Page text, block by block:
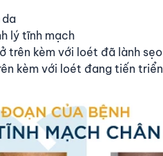
da
lý tĩnh mạch
trên kèm với loét đã lành sẹo
kèm với loét đang tiến triển